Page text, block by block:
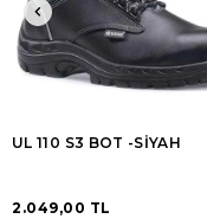
UL 110 S3 BOT -SİYAH
2.049,00 TL